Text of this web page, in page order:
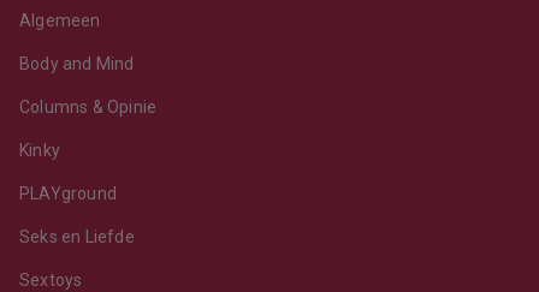
Algemeen
Body and Mind
Columns & Opinie
Kinky
PLAYground
Seks en Liefde
Sextoys